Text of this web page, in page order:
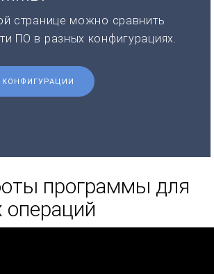
странице можно сравнить
ПО в разных конфигурациях.
КОНФИГУРАЦИИ
программы для